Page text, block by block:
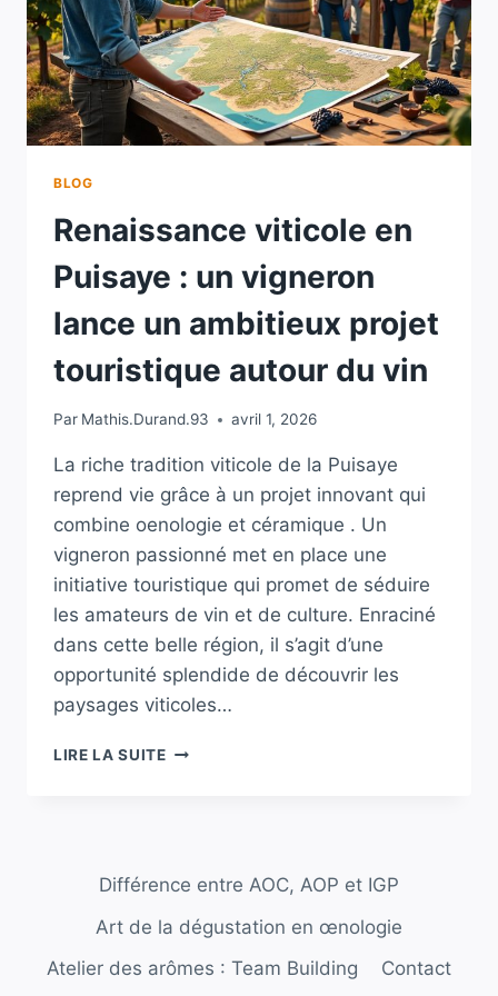
BLOG
Renaissance viticole en
Puisaye : un vigneron
lance un ambitieux projet
touristique autour du vin
Par Mathis.Durand.93 avril 1, 2026
La riche tradition viticole de la Puisaye
reprend vie grâce à un projet innovant qui
combine oenologie et céramique . Un
vigneron passionné met en place une
initiative touristique qui promet de séduire
les amateurs de vin et de culture. Enraciné
dans cette belle région, il s’agit d’une
opportunité splendide de découvrir les
paysages viticoles…
LIRE LA SUITERENAISSANCE
VIGNERON
UN
AMBITIEUX
Différence entre AOC, AOP et IGP
Art de la dégustation en œnologie
Atelier des arômes : Team Building
Contact